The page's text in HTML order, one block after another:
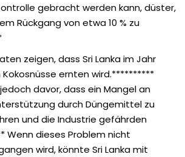
gebracht werden kann, düster,
Rückgang von etwa 10 % zu
zeigen, dass Sri Lanka im Jahr
Kokosnüsse ernten wird.**********
davor, dass ein Mangel an
durch Düngemittel zu
und die Industrie gefährden
Wenn dieses Problem nicht
wird, könnte Sri Lanka mit